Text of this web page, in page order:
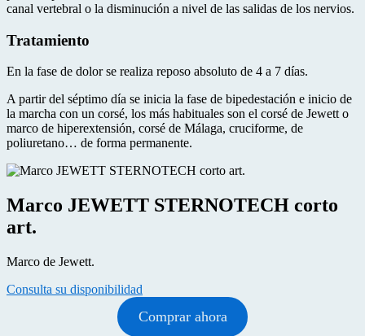
canal vertebral o la disminución a nivel de las salidas de los nervios.
Tratamiento
En la fase de dolor se realiza reposo absoluto de 4 a 7 días.
A partir del séptimo día se inicia la fase de bipedestación e inicio de
la marcha con un corsé, los más habituales son el corsé de Jewett o
marco de hiperextensión, corsé de Málaga, cruciforme, de
poliuretano… de forma permanente.
Marco JEWETT STERNOTECH corto
art.
Marco de Jewett.
Consulta su disponibilidad
Comprar ahora